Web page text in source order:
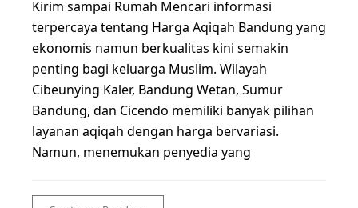
Kirim sampai Rumah Mencari informasi
terpercaya tentang Harga Aqiqah Bandung yang
ekonomis namun berkualitas kini semakin
penting bagi keluarga Muslim. Wilayah
Cibeunying Kaler, Bandung Wetan, Sumur
Bandung, dan Cicendo memiliki banyak pilihan
layanan aqiqah dengan harga bervariasi.
Namun, menemukan penyedia yang